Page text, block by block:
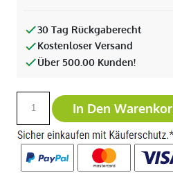
30 Tag Rückgaberecht
Kostenloser Versand
Über 500.00 Kunden!
In Den